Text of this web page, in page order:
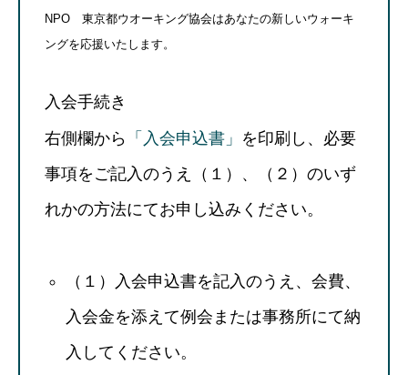
NPO 東京都ウオーキング協会はあなたの新しいウォーキ
ングを応援いたします。
入会手続き
右側欄から 「入会申込書」 を印刷し、必要
事項をご記入のうえ（１）、（２）のいず
れかの方法にてお申し込みください。
（１）入会申込書を記入のうえ、会費、
入会金を添えて例会または事務所にて納
入してください。